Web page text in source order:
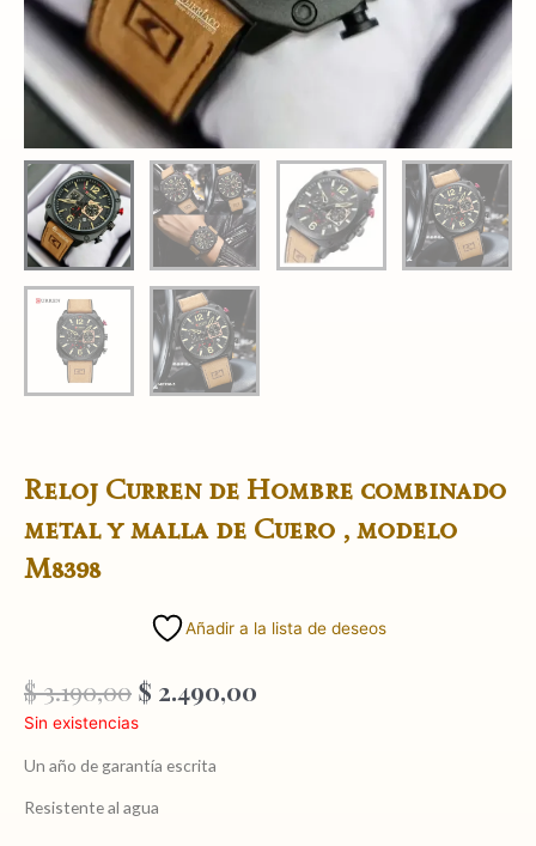
Reloj Curren de Hombre combinado
metal y malla de Cuero , modelo
M8398
Añadir a la lista de deseos
$3.190,00 El
precio
era:
$ 2.490,00
Sin existencias
Un año de garantía escrita
Resistente al agua